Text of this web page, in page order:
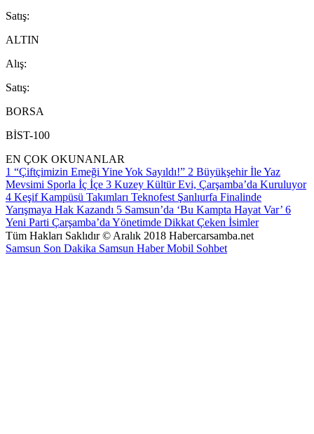
Satış:
ALTIN
Alış:
Satış:
BORSA
BİST-100
EN ÇOK OKUNANLAR
1 “Çiftçimizin Emeği Yine Yok Sayıldı!” 2 Büyükşehir İle Yaz
Mevsimi Sporla İç İçe 3 Kuzey Kültür Evi, Çarşamba’da Kuruluyor
4 Keşif Kampüsü Takımları Teknofest Şanlıurfa Finalinde
Yarışmaya Hak Kazandı 5 Samsun’da ‘Bu Kampta Hayat Var’ 6
Yeni Parti Çarşamba’da Yönetimde Dikkat Çeken İsimler
Tüm Hakları Saklıdır © Aralık 2018 Habercarsamba.net
Samsun Son Dakika Samsun HaberMobil Sohbet